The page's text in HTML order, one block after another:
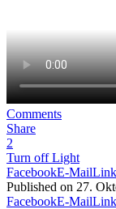
Comments
Share
2
Turn off Light
FacebookE-Mail
Published on 27.
FacebookE-Mail